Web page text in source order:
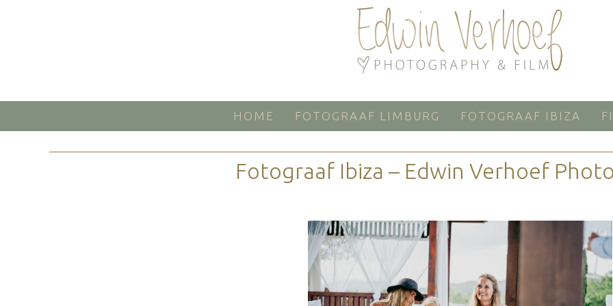
HOME FOTOGRAAF LIMBURG FOTOGRAAF IBIZA
Fotograaf Ibiza – Edwin Verhoef